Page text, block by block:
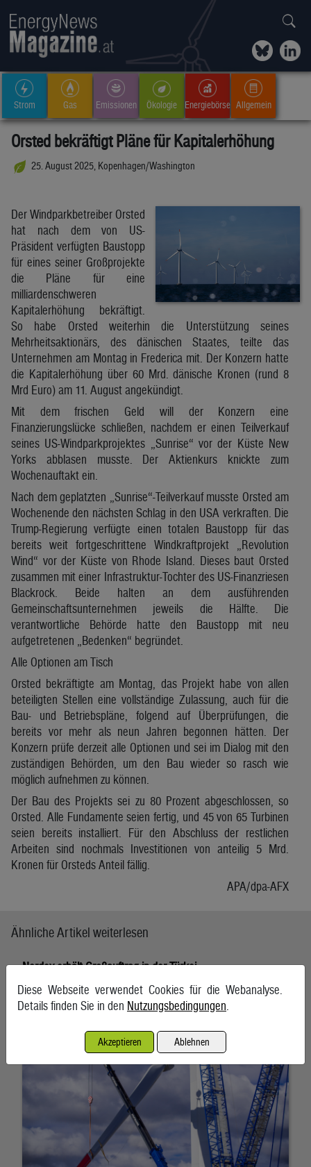
Strom Gas Emissionen Ökologie Energiebörse Allgemein
Orsted bekräftigt Pläne für Kapitalerhöhung
25. August 2025, Kopenhagen/Washington
Der Windparkbetreiber Orsted
hat nach dem von US-
Präsident verfügten Baustopp
für eines seiner Großprojekte
die Pläne für eine
milliardenschweren
Kapitalerhöhung bekräftigt.
So habe Orsted weiterhin die Unterstützung seines
Mehrheitsaktionärs, des dänischen Staates, teilte das
Unternehmen am Montag in Frederica mit. Der Konzern hatte
die Kapitalerhöhung über 60 Mrd. dänische Kronen (rund 8
Mrd Euro) am 11. August angekündigt.
Mit dem frischen Geld will der Konzern eine
Finanzierungslücke schließen, nachdem er einen Teilverkauf
seines US-Windparkprojektes „Sunrise“ vor der Küste New
Yorks abblasen musste. Der Aktienkurs knickte zum
Wochenauftakt ein.
Nach dem geplatzten „Sunrise“-Teilverkauf musste Orsted am
Wochenende den nächsten Schlag in den USA verkraften. Die
Trump-Regierung verfügte einen totalen Baustopp für das
bereits weit fortgeschrittene Windkraftprojekt „Revolution
Wind“ vor der Küste von Rhode Island. Dieses baut Orsted
zusammen mit einer Infrastruktur-Tochter des US-Finanzriesen
Blackrock. Beide halten an dem ausführenden
Gemeinschaftsunternehmen jeweils die Hälfte. Die
verantwortliche Behörde hatte den Baustopp mit neu
aufgetretenen „Bedenken“ begründet.
Alle Optionen am Tisch
Orsted bekräftigte am Montag, das Projekt habe von allen
beteiligten Stellen eine vollständige Zulassung, auch für die
Bau- und Betriebspläne, folgend auf Überprüfungen, die
bereits vor mehr als neun Jahren begonnen hätten. Der
Konzern prüfe derzeit alle Optionen und sei im Dialog mit den
zuständigen Behörden, um den Bau wieder so rasch wie
möglich aufnehmen zu können.
Der Bau des Projekts sei zu 80 Prozent abgeschlossen, so
Orsted. Alle Fundamente seien fertig, und 45 von 65 Turbinen
seien bereits installiert. Für den Abschluss der restlichen
Arbeiten sind nochmals Investitionen von anteilig 5 Mrd.
Kronen für Orsteds Anteil fällig.
APA/dpa-AFX
Ähnliche Artikel weiterlesen
Nordex erhält Großauftrag in der Türkei
6. August 2026, Hamburg
Diese Webseite verwendet Cookies für die Webanalyse.
Details finden Sie in den Nutzungsbedingungen
Akzeptieren Ablehnen